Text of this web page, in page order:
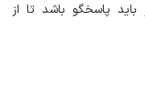
پاسخگو باشد تا از